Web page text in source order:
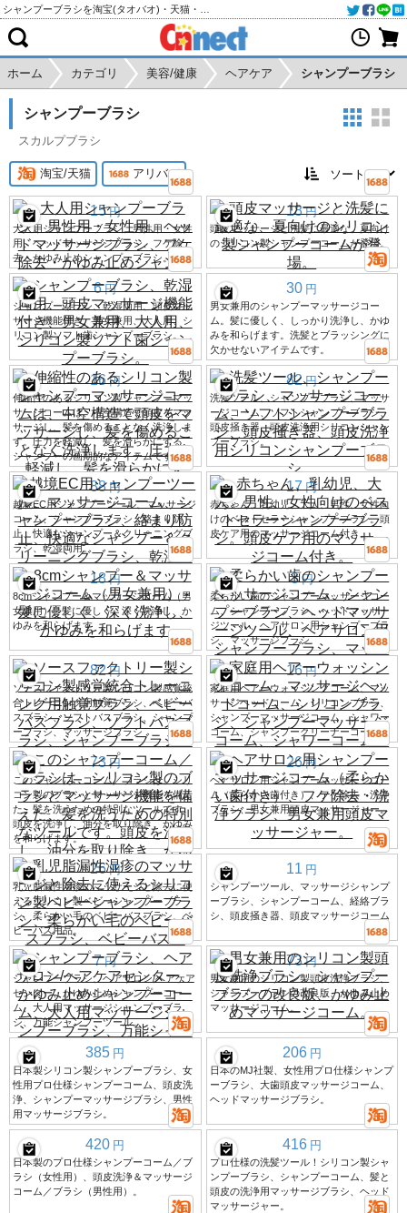
ホーム カテゴリ 美容/健康 ヘアケア シャンプーブラシ
シャンプーブラシ
スカルプブラシ
淘宝/天猫 アリババ
15 円
大人用シャンプーブラシ、男性用・女性
用、ヘッドマッサージブラシ、フケ除
去・かゆみ止めシャンプーブラシ。
18 円
頭皮マッサージと洗髪に最適な、夏向け
のシリコン製シャンプーコームが登場。
6 円
シャンプーブラシ、乾湿両用、頭皮マッ
サージ機能付き、男女兼用、大人用、シ
リコン製ソフト歯シャンプーブラシ。
30 円
男女兼用のシャンプーマッサージコー
ム。髪に優しく、しっかり洗浄し、かゆ
みを和らげます。洗髪とブラッシングに
欠かせないアイテムです。
16 円
伸縮性のあるシリコン製シャンプーマッ
サージコームは、中空構造で頭皮をマッ
サージし、髪を傷めることなく洗浄しま
す。圧力を軽減し、髪を滑らかにする、
シャンプーの画期的なアイテムです。
82 円
洗髪ツール、シャンプーブラシ、マッサ
ージコーム、ソフトシャンプーブラシ、
頭皮掻き器、頭皮洗浄用シリコンシャン
プーブラシ。
88 円
越境EC用シャンプーツール、マッサージ
コーム、シャンプーブラシ、絡まり防
止、快適なシャンプー＆クリーニングブ
ラシ、乾湿両用。
17 円
赤ちゃん、乳幼児、大人、男性、女性向
けのベストセラーシャンプーブラシ。頭
皮ケア用のマッサージコーム付き。
18 円
8cmシャンプー＆マッサージコーム（男
女兼用） - 髪に優しく、深く洗浄し、か
ゆみを和らげます
3 円
柔らかい歯のシャンプーマッサージコー
ム、シャンプーブラシ、ヘッドマッサー
ジツール、ヘアサロン用シャンプーブラ
シ、マッサージブラシ
82 円
ソースファクトリー製シリコン製感覚統
合トレーニング用触覚ブラシ、ベビーバ
スブラシ、ソフトバスブラシ、シャンプ
ーブラシ、マッサージブラシ
16 円
家庭用ヘアーウォッシングコーム、マッ
サージヘッドコーム、シリコンブラシ、
シャンプーマッサージコーム、シャワー
コーム、シャンプークリーナーコーム
73 円
このシャンプーコーム／ブラシは、シリ
コン製のブラシとマッサージ機能を備え
た、髪を洗うための特別なツールです。
頭皮を洗浄し、油分を取り除き、かゆみ
を和らげます。
26 円
ヘアサロン用シャンプーマッサージコー
ム（柔らかい歯付き）、フケ除去・洗浄
ブラシ、男女兼用頭皮マッサージャー。
26 円
乳児脂漏性湿疹のマッサージと除去に使
えるシリコン製ベビーシャンプーブラ
シ、柔らかい毛のベビーバスブラシ、ベ
ビーバス用品。
11 円
シャンプーツール、マッサージシャンプ
ーブラシ、シャンプーコーム、経絡ブラ
シ、頭皮掻き器、頭皮マッサージコーム
7 円
シャンプーブラシ、ヘアサロン/ヘアケア
センター、かゆみ止めシャンプーコー
ム、大人用マッサージシャンプーブラ
シ、万能シャンプーツール。
73 円
男女兼用のシリコン製頭皮洗浄ブラシ、
シャンプーブラシの改良版、かゆみ止め
マッサージコーム。
385 円
日本製シリコン製シャンプーブラシ、女
性用プロ仕様シャンプーコーム、頭皮洗
浄、シャンプーマッサージブラシ、男性
用マッサージブラシ。
206 円
日本のMJ社製、女性用プロ仕様シャンプ
ーブラシ、大歯頭皮マッサージコーム、
ヘッドマッサージブラシ。
420 円
日本製のプロ仕様シャンプーコーム／ブ
ラシ（女性用）、頭皮洗浄＆マッサージ
コーム／ブラシ（男性用）。
416 円
プロ仕様の洗髪ツール！シリコン製シャ
ンプーブラシ、シャンプーコーム、髪と
頭皮の洗浄用マッサージブラシ、ヘッド
マッサージャー。